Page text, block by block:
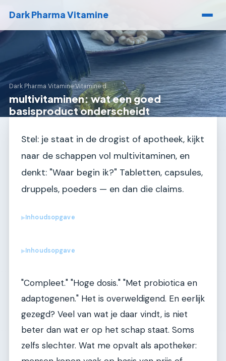
Dark Pharma Vitamine
Dark Pharma Vitamine›Vitamine d
multivitaminen: wat een goed
basisproduct onderscheidt
Stel: je staat in de drogist of apotheek, kijkt
naar de schappen vol multivitaminen, en
denkt: "Waar begin ik?" Tabletten, capsules,
druppels, poeders — en dan die claims.
▶Inhoudsopgave
▶Inhoudsopgave
"Compleet." "Hoge dosis." "Met probiotica en
adaptogenen." Het is overweldigend. En eerlijk
gezegd? Veel van wat je daar vindt, is niet
beter dan wat er op het schap staat. Soms
zelfs slechter. Wat me opvalt als apotheker: